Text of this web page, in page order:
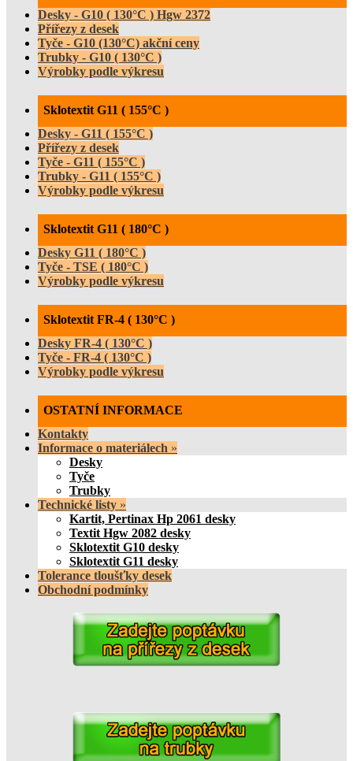
Desky - G10 ( 130°C ) Hgw 2372
Přířezy z desek
Tyče - G10 (130°C) akční ceny
Trubky - G10 ( 130°C )
Výrobky podle výkresu
Sklotextit G11 ( 155°C )
Desky - G11 ( 155°C )
Přířezy z desek
Tyče - G11 ( 155°C )
Trubky - G11 ( 155°C )
Výrobky podle výkresu
Sklotextit G11 ( 180°C )
Desky G11 ( 180°C )
Tyče - TSE ( 180°C )
Výrobky podle výkresu
Sklotextit FR-4 ( 130°C )
Desky FR-4 ( 130°C )
Tyče - FR-4 ( 130°C )
Výrobky podle výkresu
OSTATNÍ INFORMACE
Kontakty
Informace o materiálech »
Desky
Tyče
Trubky
Technické listy »
Kartit, Pertinax Hp 2061 desky
Textit Hgw 2082 desky
Sklotextit G10 desky
Sklotextit G11 desky
Tolerance tloušťky desek
Obchodní podmínky